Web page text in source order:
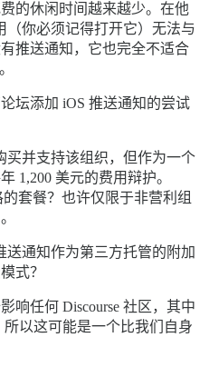
的休闲时间越来越少。在他
（你必须记得打开它）无法与
推送通知，它也完全不适合
坛添加 iOS 推送通知的尝试
买并支持该组织，但作为一个
1,200 美元的费用辩护。
套餐？也许仅限于非营利组
送通知作为第三方托管的附加
式？
响任何 Discourse 社区，其中
所以这可能是一个比我们自身